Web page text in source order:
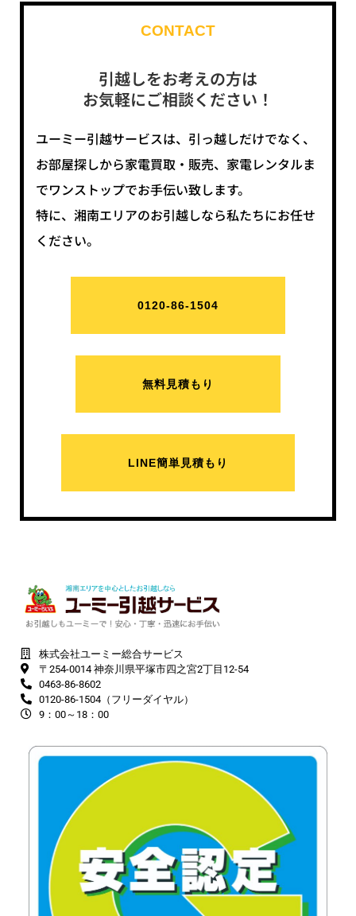
CONTACT
引越しをお考えの方は
お気軽にご相談ください！
ユーミー引越サービスは、引っ越しだけでなく、
お部屋探しから家電買取・販売、家電レンタルま
でワンストップでお手伝い致します。
特に、湘南エリアのお引越しなら私たちにお任せ
ください。
0120-86-1504
無料見積もり
LINE簡単見積もり
株式会社ユーミー総合サービス
〒254-0014 神奈川県平塚市四之宮2丁目12-54
0463-86-8602
0120-86-1504（フリーダイヤル）
9：00～18：00